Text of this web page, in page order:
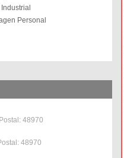
Personal
48970
48970